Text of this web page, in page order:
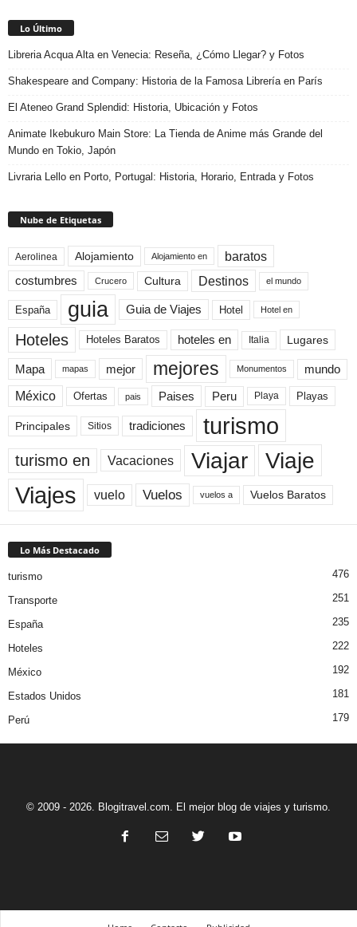
Lo Último
Libreria Acqua Alta en Venecia: Reseña, ¿Cómo Llegar? y Fotos
Shakespeare and Company: Historia de la Famosa Librería en París
El Ateneo Grand Splendid: Historia, Ubicación y Fotos
Animate Ikebukuro Main Store: La Tienda de Anime más Grande del
Mundo en Tokio, Japón
Livraria Lello en Porto, Portugal: Historia, Horario, Entrada y Fotos
Nube de Etiquetas
Aerolinea Alojamiento Alojamiento en baratos
costumbres Crucero Cultura Destinos el mundo
España guia Guia de Viajes Hotel Hotel en
Hoteles Hoteles Baratos hoteles en Italia Lugares
Mapa mapas mejor mejores Monumentos mundo
México Ofertas pais Paises Peru Playa Playas
Principales Sitios tradiciones turismo
turismo en Vacaciones Viajar Viaje
Viajes vuelo Vuelos vuelos a Vuelos Baratos
Lo Más Destacado
turismo 476
Transporte 251
España 235
Hoteles 222
México 192
Estados Unidos 181
Perú 179
© 2009 - 2026. Blogitravel.com. El mejor blog de viajes y turismo.